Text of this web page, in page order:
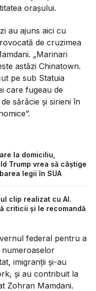
orașului.
au ajuns aici cu
de cruzimea
„Marinari
astăzi Chinatown.
pe sub Statuia
care fugeau de
sărăcie și sirieni în
la domiciliu,
Trump vrea să câștige
legii în SUA
clip realizat cu AI.
criticii și le recomandă
federal pentru a
numeroaselor
imigranții și-au
și au contribuit la
Zohran Mamdani.